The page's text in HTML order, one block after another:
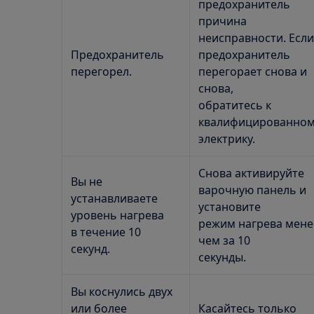
Предохранитель
перегорел.
предохранитель
причина
неисправности. Если
предохранитель
перегорает снова и
снова,
обратитесь к
электрику.
Вы не
устанавливаете
уровень нагрева
в течение 10
секунд.
Снова активируйте
варочную панель и
установите
режим нагрева
чем за 10
секунды.
Вы коснулись двух
или более
Касайтесь только